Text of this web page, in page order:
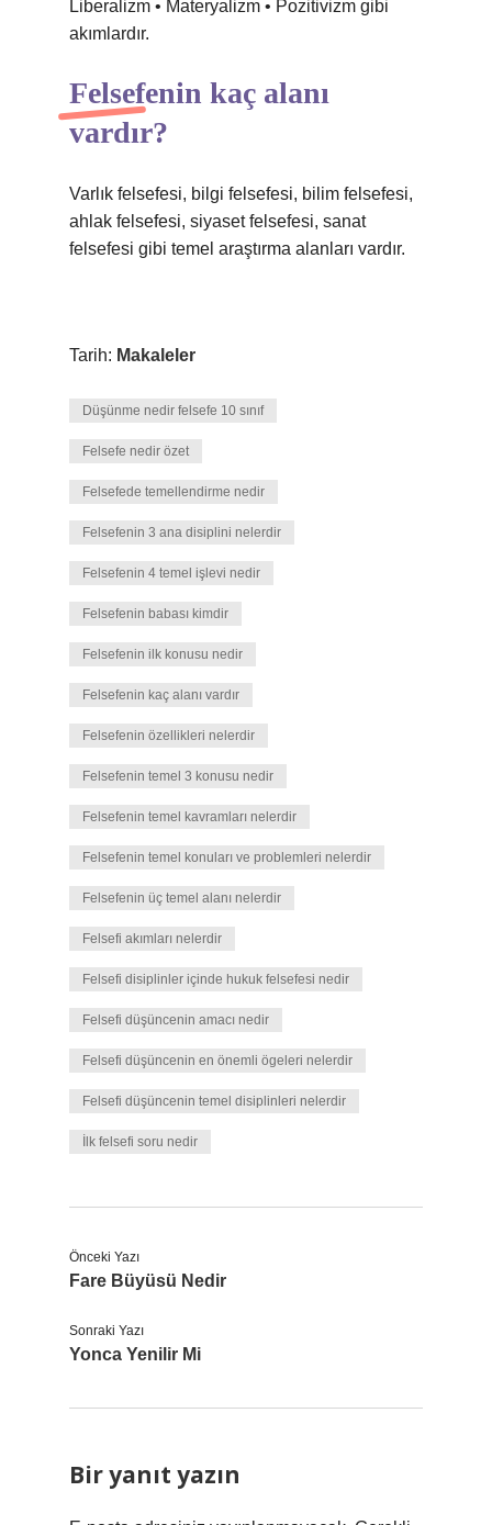
Liberalizm • Materyalizm • Pozitivizm gibi
akımlardır.
Felsefenin kaç alanı
vardır?
Varlık felsefesi, bilgi felsefesi, bilim felsefesi,
ahlak felsefesi, siyaset felsefesi, sanat
felsefesi gibi temel araştırma alanları vardır.
Tarih: Makaleler
Düşünme nedir felsefe 10 sınıf
Felsefe nedir özet
Felsefede temellendirme nedir
Felsefenin 3 ana disiplini nelerdir
Felsefenin 4 temel işlevi nedir
Felsefenin babası kimdir
Felsefenin ilk konusu nedir
Felsefenin kaç alanı vardır
Felsefenin özellikleri nelerdir
Felsefenin temel 3 konusu nedir
Felsefenin temel kavramları nelerdir
Felsefenin temel konuları ve problemleri nelerdir
Felsefenin üç temel alanı nelerdir
Felsefi akımları nelerdir
Felsefi disiplinler içinde hukuk felsefesi nedir
Felsefi düşüncenin amacı nedir
Felsefi düşüncenin en önemli ögeleri nelerdir
Felsefi düşüncenin temel disiplinleri nelerdir
İlk felsefi soru nedir
Önceki Yazı
Fare Büyüsü Nedir
Sonraki Yazı
Yonca Yenilir Mi
Bir yanıt yazın